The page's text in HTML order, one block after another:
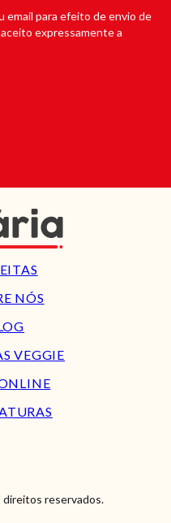
para efeito de envio de
expressamente a
NÓS
VEGGIE
reservados.